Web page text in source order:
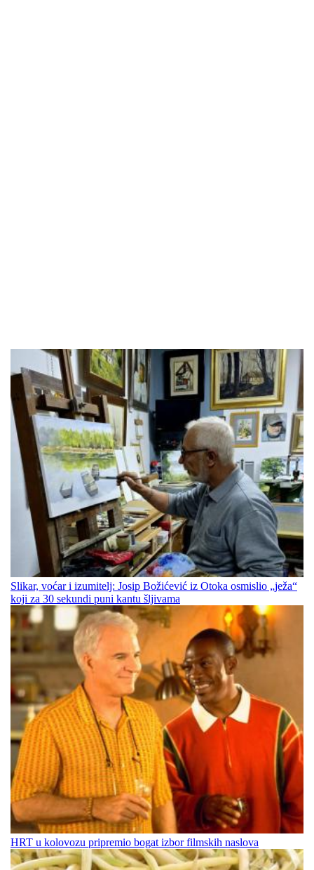
Slikar, voćar i izumitelj: Josip Božićević iz Otoka osmislio „ježa“
koji za 30 sekundi puni kantu šljivama
HRT u kolovozu pripremio bogat izbor filmskih naslova